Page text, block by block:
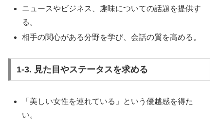
ニュースやビジネス、趣味についての話題を提供す
る。
相手の関心がある分野を学び、会話の質を高める。
1-3. 見た目やステータスを求める
「美しい女性を連れている」という優越感を得た
い。